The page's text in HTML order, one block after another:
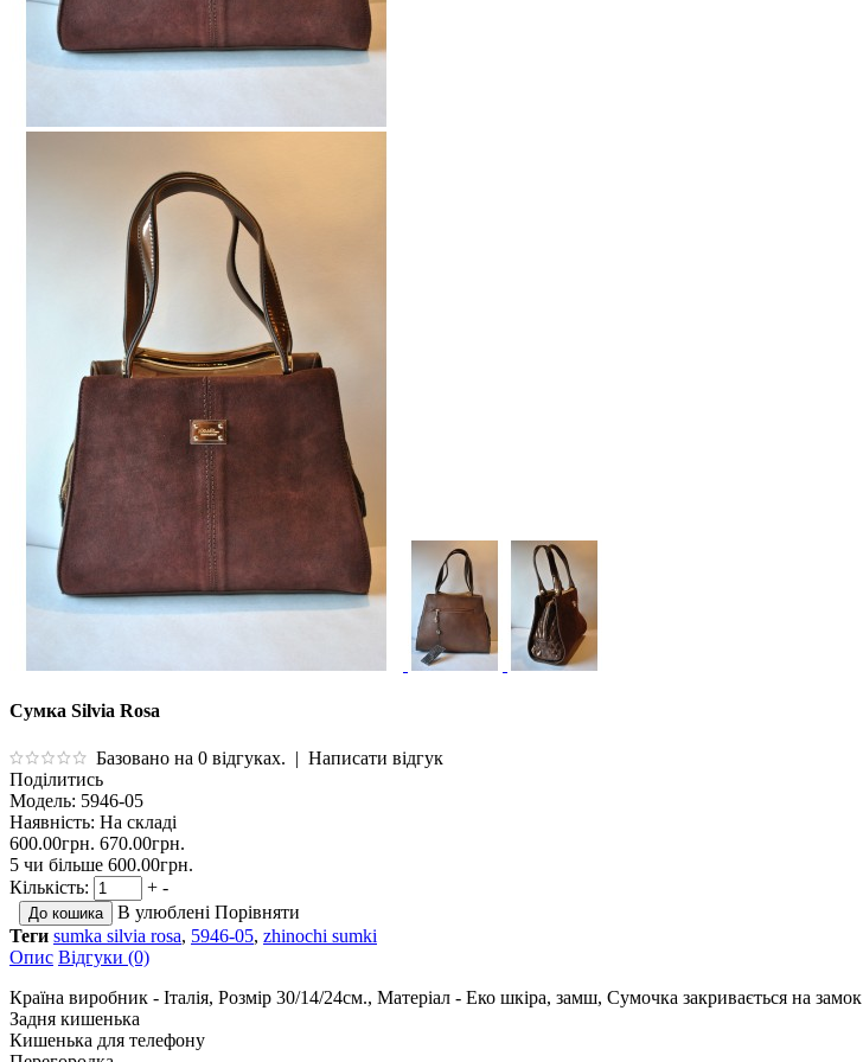
Сумка Silvia Rosa
Базовано на 0 відгуках. | Написати відгук
Поділитись
Модель: 5946-05
Наявність: На складі
600.00грн. 670.00грн.
5 чи більше 600.00грн.
Кількість:
+ -
В улюблені Порівняти
Теги sumka silvia rosa, 5946-05, zhinochi sumki
Опис Відгуки (0)
Країна виробник - Італія, Розмір 30/14/24см., Матеріал - Еко шкіра, замш, Сумочка закривається на замок
Задня кишенька
Кишенька для телефону